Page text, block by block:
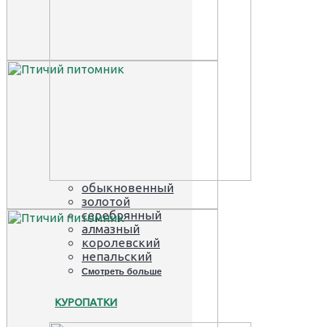
обыкновенный
золотой
серебрянный
алмазный
королевский
непальский
Смотреть больше
КУРОПАТКИ